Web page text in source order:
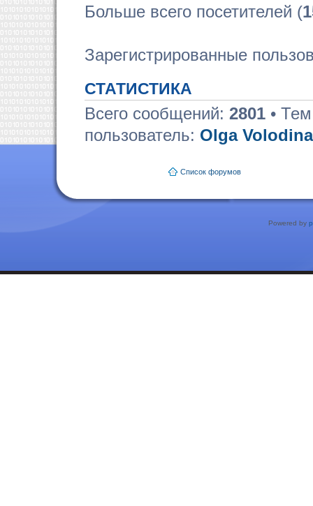
Больше всего посетителей (
Зарегистрированные
СТАТИСТИКА
Всего сообщений: 2801 •
пользователь: Olga Volodina
Список форумов
Powered by